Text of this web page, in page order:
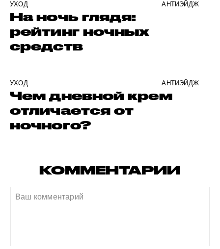
УХОД АНТИЭЙДЖ
На ночь глядя:
рейтинг ночных
средств
УХОД АНТИЭЙДЖ
Чем дневной крем
отличается от
ночного?
КОММЕНТАРИИ